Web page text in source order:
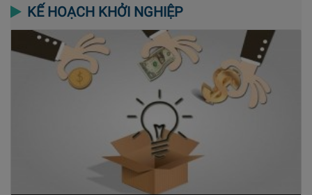
KẾ HOẠCH KHỞI NGHIỆP